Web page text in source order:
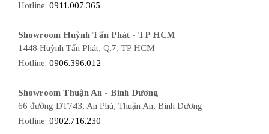
Hotline: 0911.007.365
Showroom Huỳnh Tấn Phát - TP HCM
1448 Huỳnh Tấn Phát, Q.7, TP HCM
Hotline: 0906.396.012
Showroom Thuận An - Bình Dương
66 đường DT743, An Phú, Thuận An, Bình Dương
Hotline: 0902.716.230